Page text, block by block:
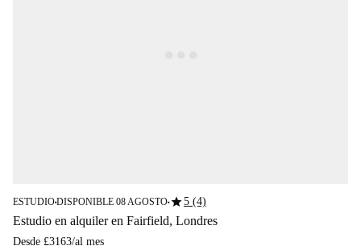
ESTUDIO■DISPONIBLE 08 AGOSTO■star5 (4)
Estudio en alquiler en Fairfield, Londres
Desde £3163/al mes